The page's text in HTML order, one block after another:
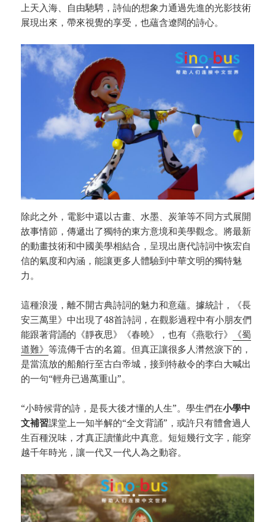
上天入海、自由馳騁，詩仙的想象力通過先進的光影技術
展現出來，帶來視覺的享受，也蘊含遼闊的詩心。
除此之外，電影中還以古畫、水墨、炭筆等不同方式展開
故事情節，傳遞出了獨特的東方意境和美學觀念。將最新
的動畫技術和中國美學相結合，呈現出唐代詩詞中恢宏自
信的氣度和內涵，能讓更多人體驗到中華文明的獨特魅
力。
這種浪漫，離不開古典詩詞的魅力和意蘊。據統計，《長
安三萬里》中出現了48首詩詞，在觀影過程中有小朋友們
能跟著背誦的《靜夜思》《春曉》，也有《燕歌行》
《蜀
道難》等流傳千古的名篇。但真正讓很多人潸然淚下的，
是當流放的船舶行至古白帝城，接到特赦令的李白大喊出
的一句“輕舟已過萬重山”。
“小時候背的詩，是長大後才懂的人生”。學生們在小學中
文補習課堂上一知半解的“全文背誦”，或許只有體會過人
生百種況味，才真正讀懂此中真意。短短幾行文字，能穿
越千年時光，讓一代又一代人為之動容。